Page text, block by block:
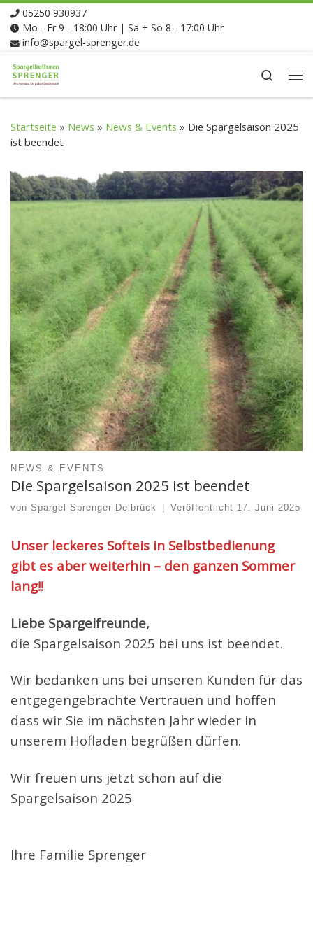
Zum Inhalt springen
05250 930937
Mo - Fr 9 - 18:00 Uhr | Sa + So 8 - 17:00 Uhr
info@spargel-sprenger.de
Search
Startseite » News » News & Events » Die Spargelsaison 2025
ist beendet
NEWS & EVENTS
Die Spargelsaison 2025 ist beendet
von Spargel-Sprenger Delbrück Veröffentlicht 17. Juni 2025
Unser leckeres Softeis in Selbstbedienung
gibt es aber weiterhin – den ganzen Sommer
lang!!
Liebe Spargelfreunde,
die Spargelsaison 2025 bei uns ist beendet.
Wir bedanken uns bei unseren Kunden für das
entgegengebrachte Vertrauen und hoffen
dass wir Sie im nächsten Jahr wieder in
unserem Hofladen begrüßen dürfen.
Wir freuen uns jetzt schon auf die
Spargelsaison 2025
Ihre Familie Sprenger